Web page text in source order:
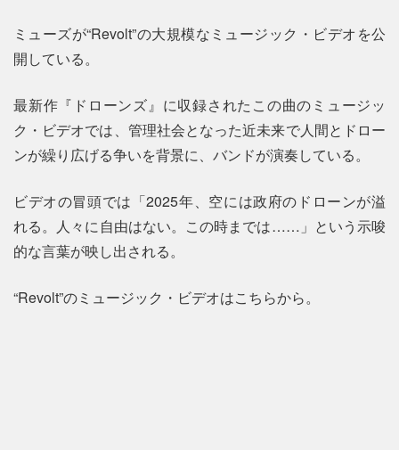
ミューズが“Revolt”の大規模なミュージック・ビデオを公
開している。
最新作『ドローンズ』に収録されたこの曲のミュージッ
ク・ビデオでは、管理社会となった近未来で人間とドロー
ンが繰り広げる争いを背景に、バンドが演奏している。
ビデオの冒頭では「2025年、空には政府のドローンが溢
れる。人々に自由はない。この時までは……」という示唆
的な言葉が映し出される。
“Revolt”のミュージック・ビデオはこちらから。